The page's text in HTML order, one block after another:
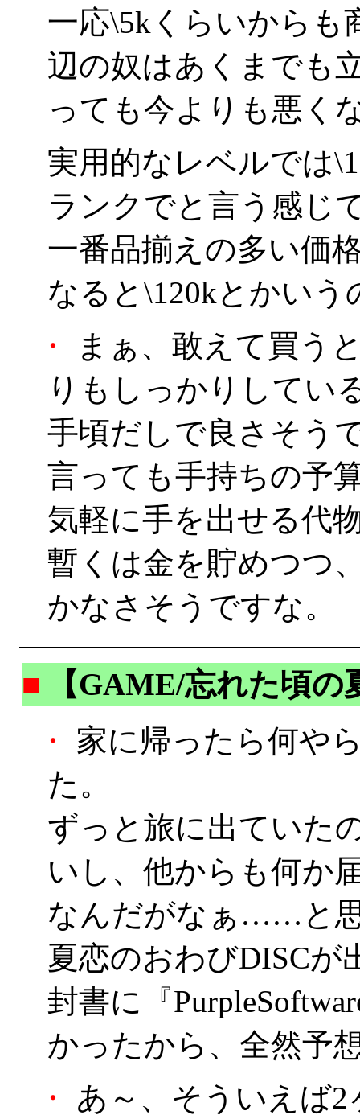
一応\5kくらいからも
辺の奴はあくまでも
っても今よりも悪く
実用的なレベルでは
ランクでと言う感じ
一番品揃えの多い価
なると\120kとかいう
・
まぁ、敢えて買う
りもしっかりしてい
手頃だしで良さそう
言っても手持ちの予
気軽に手を出せる代
暫くは金を貯めつつ
かなさそうですな。
■
【GAME/忘れた頃の
・
家に帰ったら何や
た。
ずっと旅に出ていた
いし、他からも何か
なんだがなぁ……と
夏恋のおわびDISCが
封書に『
かったから、全然予
・
あ～、そういえば